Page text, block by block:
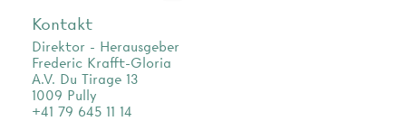
Kontakt
Direktor - Herausgeber
Frederic Krafft-Gloria
A.V. Du Tirage 13
1009 Pully
+41 79 645 11 14